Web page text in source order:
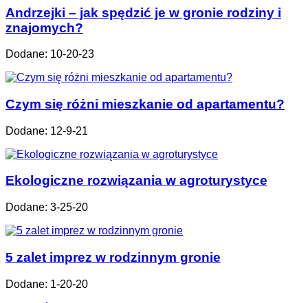
Andrzejki – jak spędzić je w gronie rodziny i
znajomych?
Dodane: 10-20-23
Czym się różni mieszkanie od apartamentu?
Dodane: 12-9-21
Ekologiczne rozwiązania w agroturystyce
Dodane: 3-25-20
5 zalet imprez w rodzinnym gronie
Dodane: 1-20-20